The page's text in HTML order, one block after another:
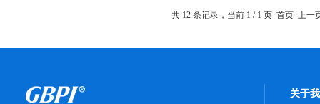
共 12 条记录，当前 1 / 1 页 首页 上
关于